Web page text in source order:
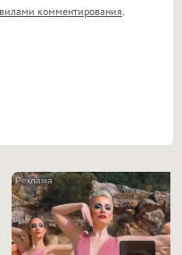
<s>, <big>,
<ul>, <ol>, <li>,
HTML,
будет
комментирования.